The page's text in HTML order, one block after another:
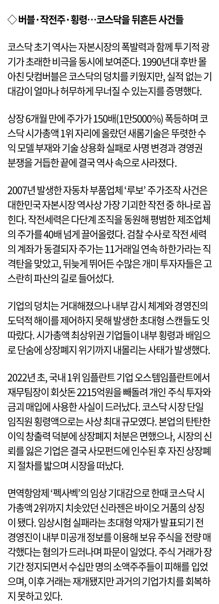
◇버블·작전주·횡령…코스닥을 뒤흔든 사건들
코스닥 초기 역사는 자본시장의 폭발력과 함께 투기적 광
기가 초래한 비극을 동시에 보여준다. 1990년대 후반 몰
아친 닷컴버블은 코스닥의 덩치를 키웠지만, 실적 없는 기
대감이 얼마나 허무하게 무너질 수 있는지를 증명했다.
상장 6개월 만에 주가가 150배(1만5000%) 폭등하며 코
스닥 시가총액 1위 자리에 올랐던 새롬기술은 뚜렷한 수
익 모델 부재와 기술 상용화 실패로 사명 변경과 경영권
분쟁을 거듭한 끝에 결국 역사 속으로 사라졌다.
2007년 발생한 자동차 부품업체 ‘루보’ 주가조작 사건은
대한민국 자본시장 역사상 가장 기괴한 작전 중 하나로 꼽
힌다. 작전세력은 다단계 조직을 동원해 평범한 제조업체
의 주가를 40배 넘게 끌어올렸다. 검찰 수사로 작전 세력
의 계좌가 동결되자 주가는 11거래일 연속 하한가라는 직
격탄을 맞았고, 뒤늦게 뛰어든 수많은 개미 투자자들은 고
스란히 파산의 길로 들어섰다.
기업의 덩치는 거대해졌으나 내부 감시 체계와 경영진의
도덕적 해이를 제어하지 못해 발생한 초대형 스캔들도 잇
따랐다. 시가총액 최상위권 기업들이 내부 횡령과 배임으
로 단숨에 상장폐지 위기까지 내몰리는 사태가 발생했다.
2022년 초, 국내 1위 임플란트 기업 오스템임플란트에서
재무팀장이 회삿돈 2215억원을 빼돌려 개인 주식 투자와
금괴 매입에 사용한 사실이 드러났다. 코스닥 시장 단일
임직원 횡령액으로는 사상 최대 규모였다. 본업의 탄탄한
이익 창출력 덕분에 상장폐지 처분은 면했으나, 시장의 신
뢰를 잃은 기업은 결국 사모펀드에 인수된 후 자진 상장폐
지 절차를 밟으며 시장을 떠났다.
면역항암제 ‘펙사벡’의 임상 기대감으로 한때 코스닥 시
가총액 2위까지 치솟았던 신라젠은 바이오 거품의 상징
이 됐다. 임상시험 실패라는 초대형 악재가 발표되기 전
경영진이 내부 미공개 정보를 이용해 보유 주식을 전량 매
각했다는 혐의가 드러나며 파문이 일었다. 주식 거래가 장
기간 정지되면서 수십만 명의 소액주주들이 피해를 입었
으며, 이후 거래는 재개됐지만 과거의 기업가치를 회복하
지 못하고 있다.